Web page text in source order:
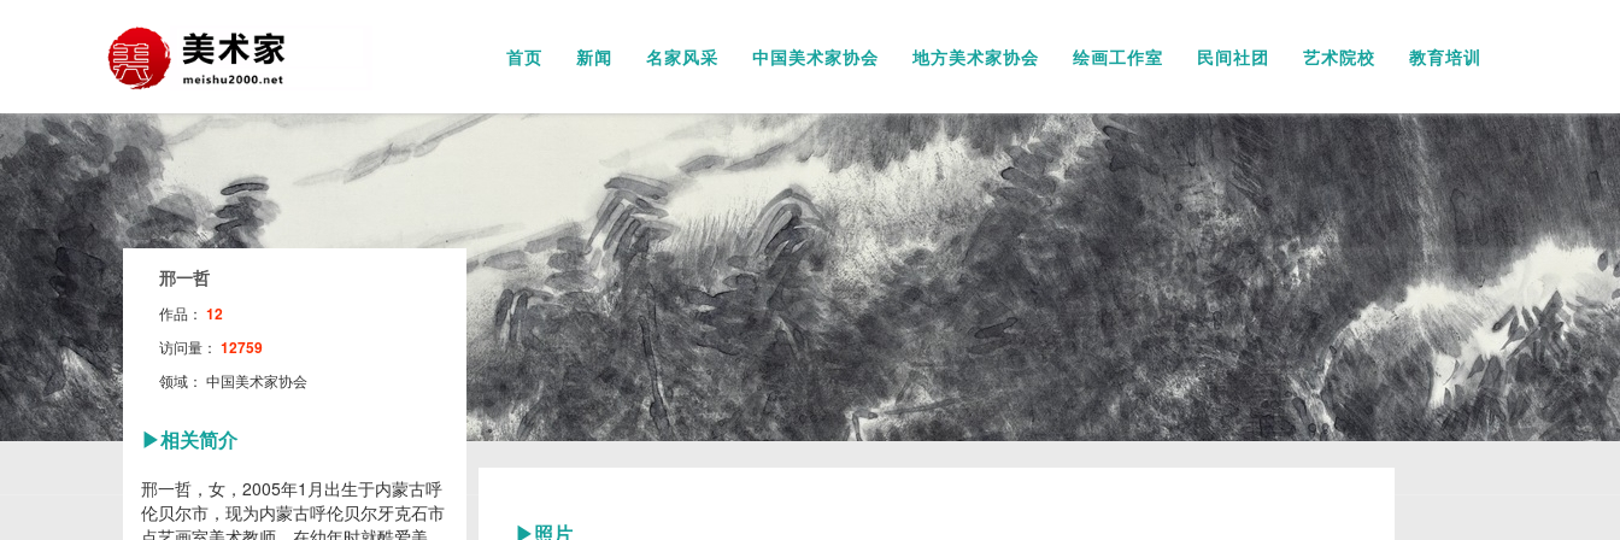
首页 新闻 名家风采 中国美术家协会 地方美术家协会 绘画工作室 民间社团 艺术院校 教育培训
邢一哲
作品： 12
访问量： 12759
领域： 中国美术家协会
▶相关简介
邢一哲，女，2005年1月出生于内蒙古呼
伦贝尔市，现为内蒙古呼伦贝尔牙克石市
▶照片